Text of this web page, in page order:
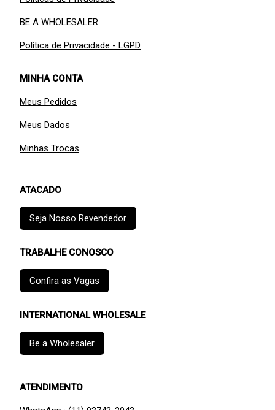
BE A WHOLESALER
Política de Privacidade - LGPD
MINHA CONTA
Meus Pedidos
Meus Dados
Minhas Trocas
ATACADO
Seja Nosso Revendedor
TRABALHE CONOSCO
Confira as Vagas
INTERNATIONAL WHOLESALE
Be a Wholesaler
ATENDIMENTO